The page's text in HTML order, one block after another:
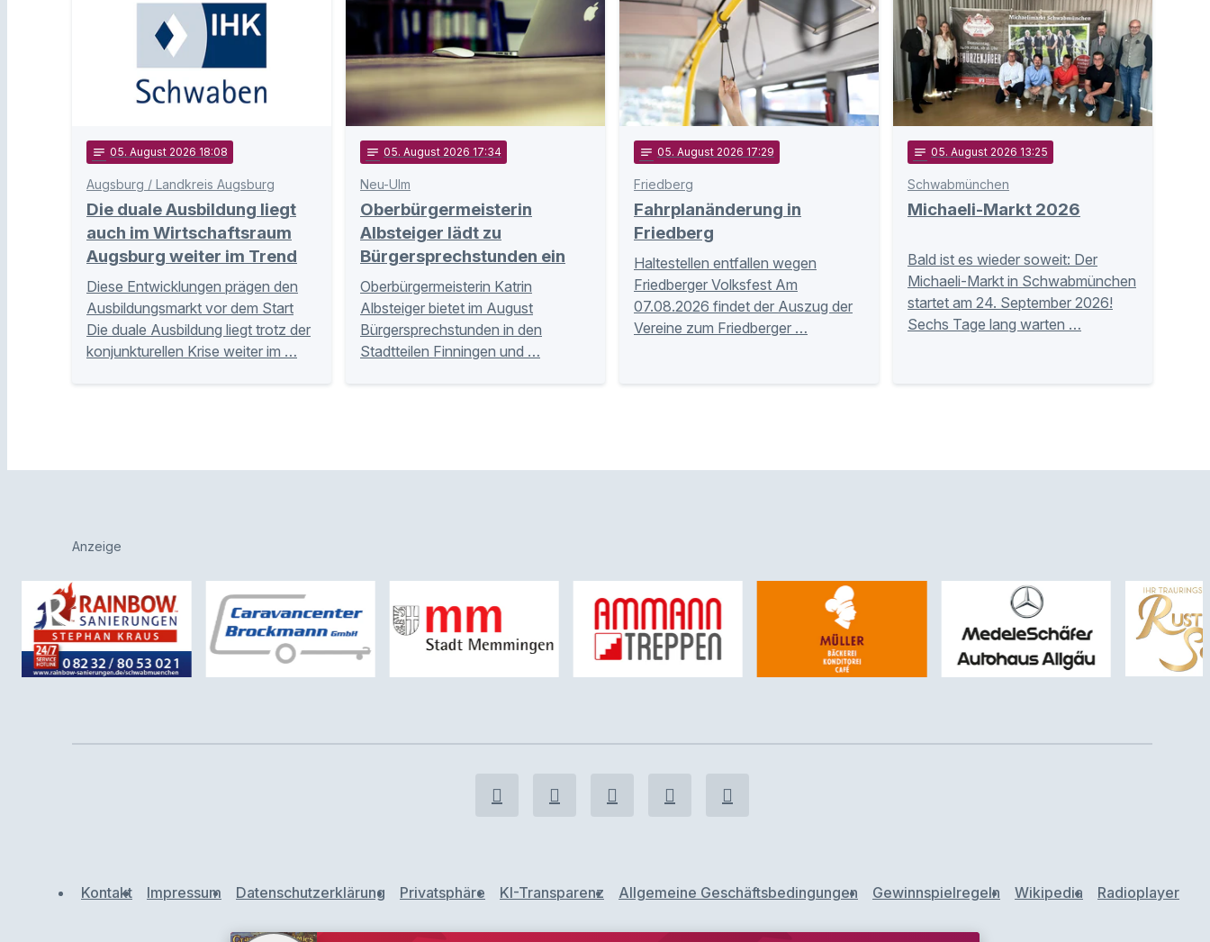
notes 05. August 2026 18:08
Augsburg / Landkreis Augsburg
Die duale Ausbildung liegt
auch im Wirtschaftsraum
Augsburg weiter im Trend
Diese Entwicklungen prägen den
Ausbildungsmarkt vor dem Start
Die duale Ausbildung liegt trotz der
konjunkturellen Krise weiter im …
notes 05. August 2026 17:34
Neu-Ulm
Oberbürgermeisterin
Albsteiger lädt zu
Bürgersprechstunden ein
Oberbürgermeisterin Katrin
Albsteiger bietet im August
Bürgersprechstunden in den
Stadtteilen Finningen und …
notes 05. August 2026 17:29
Friedberg
Fahrplanänderung in
Friedberg
Haltestellen entfallen wegen
Friedberger Volksfest Am
07.08.2026 findet der Auszug der
Vereine zum Friedberger …
notes 05. August 2026 13:25
Schwabmünchen
Michaeli-Markt 2026
Bald ist es wieder soweit: Der
Michaeli-Markt in Schwabmünchen
startet am 24. September 2026!
Sechs Tage lang warten …
Anzeige
Kontakt Impressum Datenschutzerklärung Privatsphäre KI-Transparenz Allgemeine Geschäftsbedingungen Gewinnspielregeln Wikipedia Radioplayer